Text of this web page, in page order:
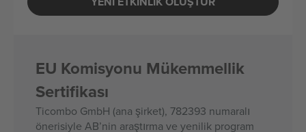
EU Komisyonu Mükemmellik
Sertifikası
Ticombo GmbH (ana şirket), 782393 numaralı
önerisiyle AB’nin araştırma ve yenilik program